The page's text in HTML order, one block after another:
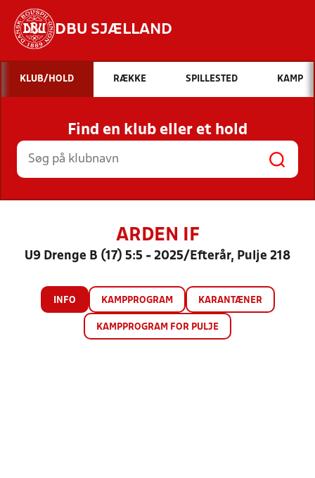
DBU SJÆLLAND
Hvad vil du søge efter?
INDHOLD OG NYHEDER
STILLINGER, RESULTATER, KLUBBER OG
HOLD
KLUB/HOLD RÆKKE SPILLESTED KAMP
Find en klub eller et hold
ARDEN IF
U9 Drenge B (17) 5:5 - 2025/Efterår, Pulje 218
INFO KAMPPROGRAM KARANTÆNER
KAMPPROGRAM FOR PULJE